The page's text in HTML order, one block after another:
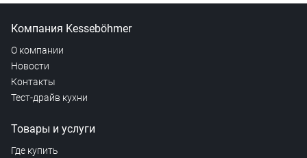
Компания Kesseböhmer
О компании
Новости
Контакты
Тест-драйв кухни
Товары и услуги
Где купить